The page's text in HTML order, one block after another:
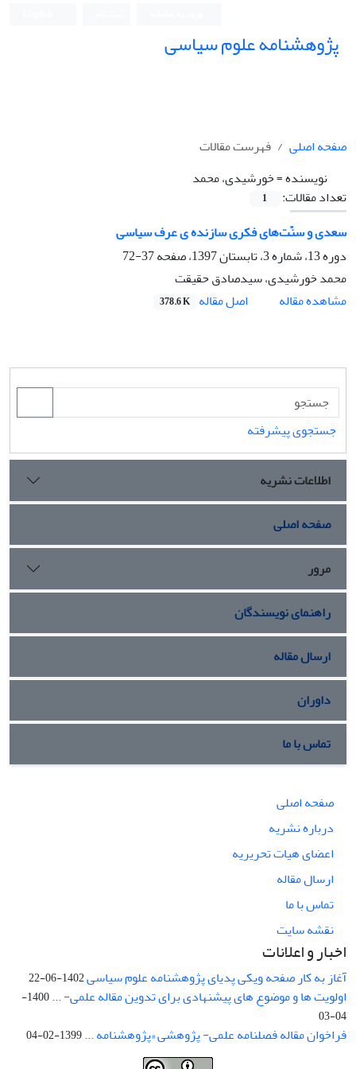
پژوهشنامه علوم سیاسی
صفحه اصلی
فهرست مقالات
نویسنده =خورشیدی، محمد
تعداد مقالات:
1
سعدی و سنّت‌های فکری سازنده ی عرف سیاسی
دوره 13، شماره 3، تابستان 1397، صفحه
37-72
محمد خورشیدی، سیدصادق حقیقت
مشاهده مقاله
اصل مقاله 378.6 K
جستجوی پیشرفته
اطلاعات نشریه
صفحه اصلی
مرور
راهنمای نویسندگان
ارسال مقاله
داوران
تماس با ما
صفحه اصلی
درباره نشریه
اعضای هیات تحریریه
ارسال مقاله
تماس با ما
نقشه سایت
اخبار و اعلانات
آغاز به کار صفحه ویکی پدیای پژوهشنامه علوم سیاسی1402-06-22
اولویت ها و موضوع های پیشنهادی برای تدوین مقاله علمی- ...
1400-
04-03
فراخوان مقاله فصلنامه علمی- پژوهشی «پژوهشنامه ...1399-02-04